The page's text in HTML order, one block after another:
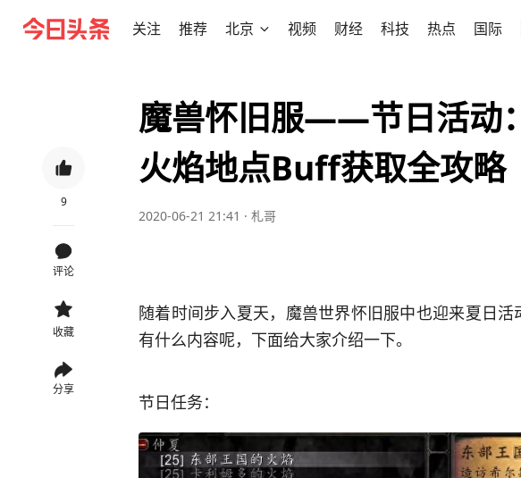
关注 推荐 北京 视频 财经 科技 热点 国际
9
评论
收藏
分享
魔兽怀旧服——节日活动
火焰地点Buff获取全攻略
2020-06-21 21:41 · 札哥
随着时间步入夏天，魔兽世界怀旧服中也迎来夏日
有什么内容呢，下面给大家介绍一下。
节日任务：